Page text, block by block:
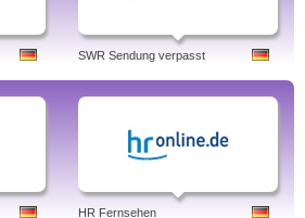
SWR Sendung verpasst
HR Fernsehen